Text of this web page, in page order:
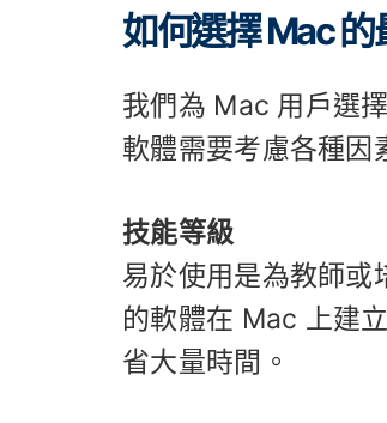
如何選擇 Mac
我們為 Mac 用戶選
軟體需要考慮各種因
技能等級
易於使用是為教師或
的軟體在 Mac 上建
省大量時間。